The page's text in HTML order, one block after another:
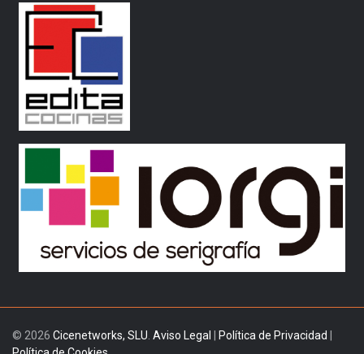
© 2026 Cicenetworks, SLU Aviso Legal | Política de Privacidad |